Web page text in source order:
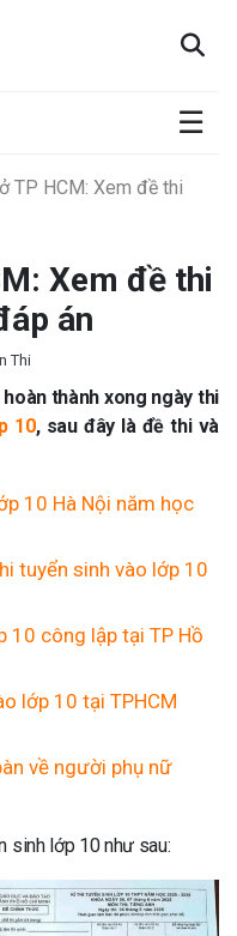
☰
×
TP HCM: Xem đề thi
Xem đề thi
án
Thi
thành xong ngày thi
10, sau đây là đề thi và
10 Hà Nội năm học
tuyển sinh vào lớp 10
10 công lập tại TP Hồ
lớp 10 tại TPHCM
về người phụ nữ
sinh lớp 10 như sau: